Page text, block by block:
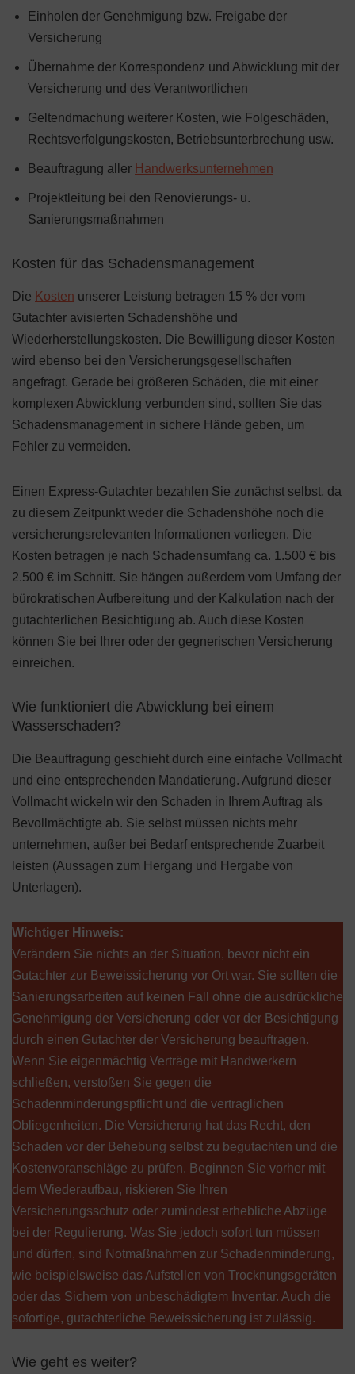
Einholen der Genehmigung bzw. Freigabe der
Versicherung
Übernahme der Korrespondenz und Abwicklung mit der
Versicherung und des Verantwortlichen
Geltendmachung weiterer Kosten, wie Folgeschäden,
Rechtsverfolgungskosten, Betriebsunterbrechung usw.
Beauftragung aller Handwerksunternehmen
Projektleitung bei den Renovierungs- u.
Sanierungsmaßnahmen
Kosten für das Schadensmanagement
Die Kosten unserer Leistung betragen 15 % der vom
Gutachter avisierten Schadenshöhe und
Wiederherstellungskosten. Die Bewilligung dieser Kosten
wird ebenso bei den Versicherungsgesellschaften
angefragt. Gerade bei größeren Schäden, die mit einer
komplexen Abwicklung verbunden sind, sollten Sie das
Schadensmanagement in sichere Hände geben, um
Fehler zu vermeiden.
Einen Express-Gutachter bezahlen Sie zunächst selbst, da
zu diesem Zeitpunkt weder die Schadenshöhe noch die
versicherungsrelevanten Informationen vorliegen. Die
Kosten betragen je nach Schadensumfang ca. 1.500 € bis
2.500 € im Schnitt. Sie hängen außerdem vom Umfang der
bürokratischen Aufbereitung und der Kalkulation nach der
gutachterlichen Besichtigung ab. Auch diese Kosten
können Sie bei Ihrer oder der gegnerischen Versicherung
einreichen.
Wie funktioniert die Abwicklung bei einem
Wasserschaden?
Die Beauftragung geschieht durch eine einfache Vollmacht
und eine entsprechenden Mandatierung. Aufgrund dieser
Vollmacht wickeln wir den Schaden in Ihrem Auftrag als
Bevollmächtigte ab. Sie selbst müssen nichts mehr
unternehmen, außer bei Bedarf entsprechende Zuarbeit
leisten (Aussagen zum Hergang und Hergabe von
Unterlagen).
Wichtiger Hinweis:
Verändern Sie nichts an der Situation, bevor nicht ein
Gutachter zur Beweissicherung vor Ort war. Sie sollten die
Sanierungsarbeiten auf keinen Fall ohne die ausdrückliche
Genehmigung der Versicherung oder vor der Besichtigung
durch einen Gutachter der Versicherung beauftragen.
Wenn Sie eigenmächtig Verträge mit Handwerkern
schließen, verstoßen Sie gegen die
Schadenminderungspflicht und die vertraglichen
Obliegenheiten. Die Versicherung hat das Recht, den
Schaden vor der Behebung selbst zu begutachten und die
Kostenvoranschläge zu prüfen. Beginnen Sie vorher mit
dem Wiederaufbau, riskieren Sie Ihren
Versicherungsschutz oder zumindest erhebliche Abzüge
bei der Regulierung. Was Sie jedoch sofort tun müssen
und dürfen, sind Notmaßnahmen zur Schadenminderung,
wie beispielsweise das Aufstellen von Trocknungsgeräten
oder das Sichern von unbeschädigtem Inventar. Auch die
sofortige, gutachterliche Beweissicherung ist zulässig.
Wie geht es weiter?